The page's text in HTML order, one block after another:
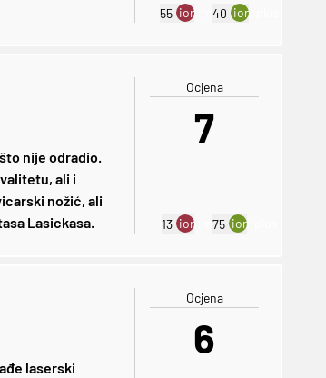
55 ion:minus
40 ion:plus
nije odradio.
ali i
nožić, ali
Lasickasa.
Ocjena
7
13 ion:minus
75 ion:plus
laserski
Ocjena
6